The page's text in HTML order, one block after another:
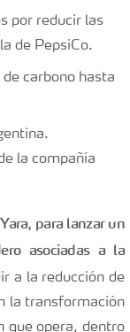
por reducir las
de PepsiCo.
carbono hasta
la compañía
para lanzar un
asociadas a la
a la reducción de
la transformación
que opera, dentro